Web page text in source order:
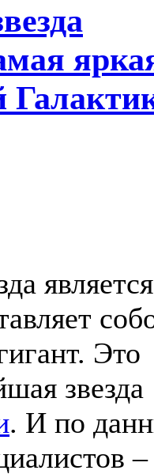
Это
звезда
. И по
–